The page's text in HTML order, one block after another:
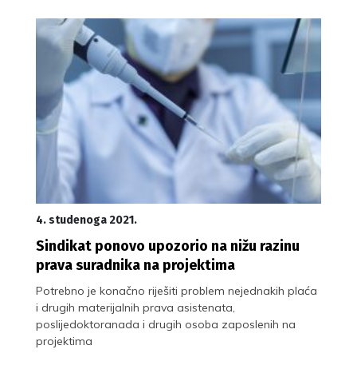
4. studenoga 2021.
Sindikat ponovo upozorio na nižu razinu
prava suradnika na projektima
Potrebno je konačno riješiti problem nejednakih plaća
i drugih materijalnih prava asistenata,
poslijedoktoranada i drugih osoba zaposlenih na
projektima